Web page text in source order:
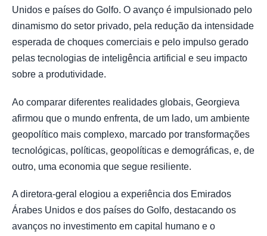
Unidos e países do Golfo. O avanço é impulsionado pelo
dinamismo do setor privado, pela redução da intensidade
esperada de choques comerciais e pelo impulso gerado
pelas tecnologias de inteligência artificial e seu impacto
sobre a produtividade.
Ao comparar diferentes realidades globais, Georgieva
afirmou que o mundo enfrenta, de um lado, um ambiente
geopolítico mais complexo, marcado por transformações
tecnológicas, políticas, geopolíticas e demográficas, e, de
outro, uma economia que segue resiliente.
A diretora-geral elogiou a experiência dos Emirados
Árabes Unidos e dos países do Golfo, destacando os
avanços no investimento em capital humano e o